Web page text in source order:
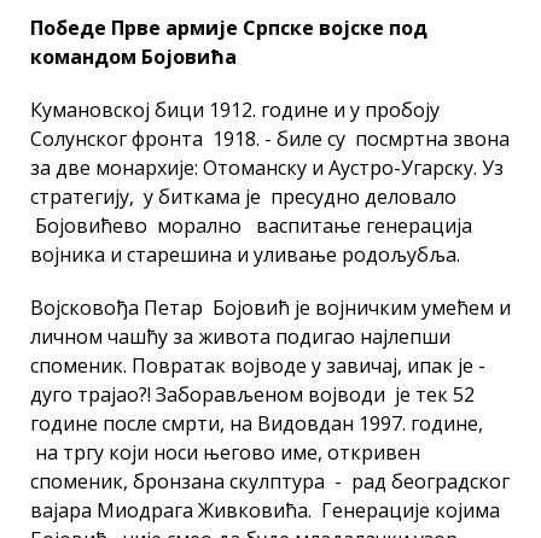
Победе Прве армије Српске војске под
командом Бојовића
Кумановској бици 1912. године и у пробоју
Солунског фронта 1918. - биле су посмртна звона
за две монархије: Отоманску и Аустро-Угарску. Уз
стратегију, у биткама је пресудно деловало
Бојовићево морално васпитање генерација
војника и старешина и уливање родољубља.
Војсковођа Петар Бојовић је војничким умећем и
личном чашћу за живота подигао најлепши
споменик. Повратак војводе у завичај, ипак је -
дуго трајао?! Заборављеном војводи је тек 52
године после смрти, на Видовдан 1997. године,
на тргу који носи његово име, откривен
споменик, бронзана скулптура - рад београдског
вајара Миодрага Живковића. Генерације којима